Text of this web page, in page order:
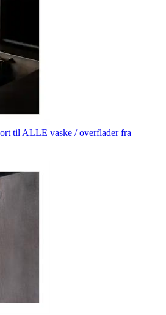
til ALLE vaske / overflader fra